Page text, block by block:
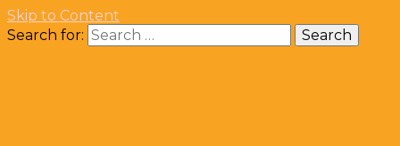
Skip to Content
Search for: